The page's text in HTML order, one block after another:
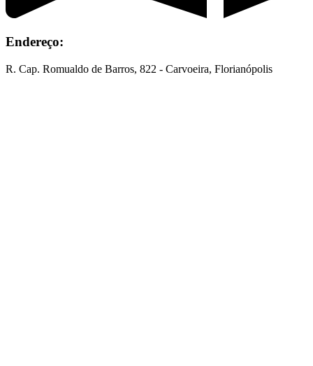
Endereço:
R. Cap. Romualdo de Barros, 822 - Carvoeira, Florianópolis